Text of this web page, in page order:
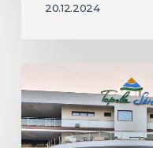
20.12.2024
Skies